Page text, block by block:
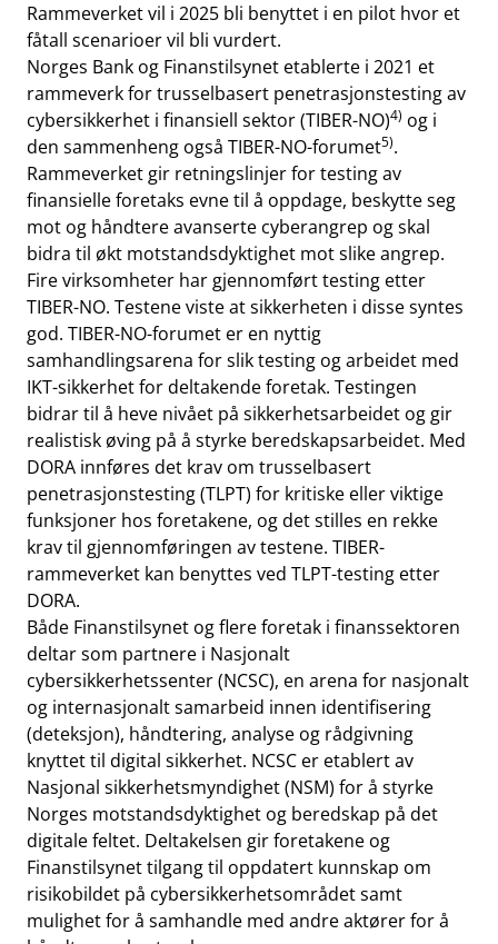
Rammeverket vil i 2025 bli benyttet i en pilot hvor et
fåtall scenarioer vil bli vurdert.
Norges Bank og Finanstilsynet etablerte i 2021 et
rammeverk for trusselbasert penetrasjonstesting av
cybersikkerhet i finansiell sektor (TIBER-NO)4) og i
den sammenheng også TIBER-NO-forumet5).
Rammeverket gir retningslinjer for testing av
finansielle foretaks evne til å oppdage, beskytte seg
mot og håndtere avanserte cyberangrep og skal
bidra til økt motstandsdyktighet mot slike angrep.
Fire virksomheter har gjennomført testing etter
TIBER-NO. Testene viste at sikkerheten i disse syntes
god. TIBER-NO-forumet er en nyttig
samhandlingsarena for slik testing og arbeidet med
IKT-sikkerhet for deltakende foretak. Testingen
bidrar til å heve nivået på sikkerhetsarbeidet og gir
realistisk øving på å styrke beredskapsarbeidet. Med
DORA innføres det krav om trusselbasert
penetrasjonstesting (TLPT) for kritiske eller viktige
funksjoner hos foretakene, og det stilles en rekke
krav til gjennomføringen av testene. TIBER-
rammeverket kan benyttes ved TLPT-testing etter
DORA.
Både Finanstilsynet og flere foretak i finanssektoren
deltar som partnere i Nasjonalt
cybersikkerhetssenter (NCSC), en arena for nasjonalt
og internasjonalt samarbeid innen identifisering
(deteksjon), håndtering, analyse og rådgivning
knyttet til digital sikkerhet. NCSC er etablert av
Nasjonal sikkerhetsmyndighet (NSM) for å styrke
Norges motstandsdyktighet og beredskap på det
digitale feltet. Deltakelsen gir foretakene og
Finanstilsynet tilgang til oppdatert kunnskap om
risikobildet på cybersikkerhetsområdet samt
mulighet for å samhandle med andre aktører for å